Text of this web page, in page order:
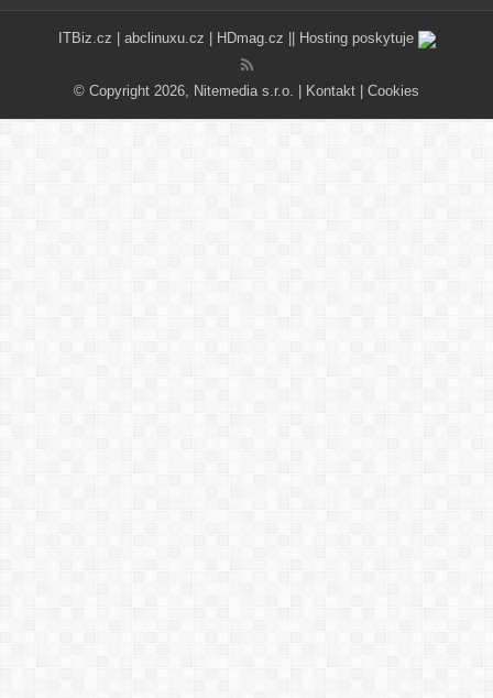
ITBiz.cz abclinuxu.cz HDmag.cz || Hosting poskytuje
© Copyright 2026, Nitemedia s.r.o. | Kontakt Cookies